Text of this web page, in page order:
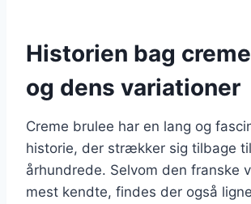
Historien bag
og dens variationer
Creme brulee har en lang og
historie, der strækker sig tilbage
århundrede. Selvom den franske
mest kendte, findes der også